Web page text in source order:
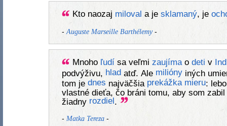
Kto naozaj miloval a je sklamaný, je
- Auguste Marseille Barthélemy-
Mnoho ľudísa veľmi zaujímao deti v
podvýživu, hlad atď. Ale miliónyiných
tom je dnes najväčšia prekážka mieru:
vlastné dieťa, čo bráni tomu, aby som
žiadny rozdiel
- Matka Tereza-